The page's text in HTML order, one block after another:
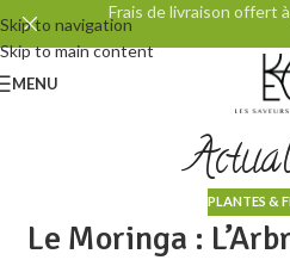
Skip to navigation
Skip to main content
Frais de livraison offert
MENU
PLANTES &
Le Moringa :